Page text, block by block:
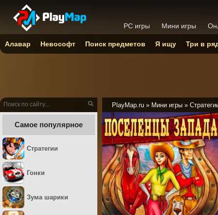
PlayMap.ru » Мини игры »
Самое популярное
Стратегии
Гонки
Зума шарики
PC игры Мини игры
Алавар Невософт Поиск предметов Я ищу Три в